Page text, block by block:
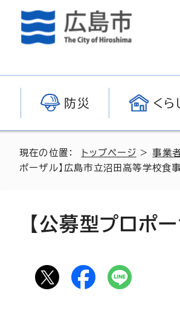
防災 くら
現在の位置： トップページ >事業
ポーザル】広島市立沼田高等学校食
【公募型プロポ